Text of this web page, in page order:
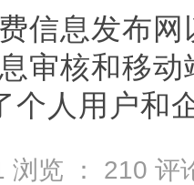
信息发布
审核和移
个人用户和
览 ： 210 评